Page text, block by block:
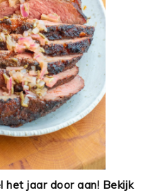
het jaar door aan! Bekijk